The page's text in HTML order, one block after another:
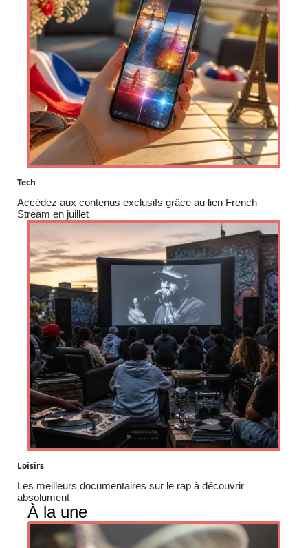
Tech
Accédez aux contenus exclusifs grâce au lien French
Stream en juillet
Loisirs
Les meilleurs documentaires sur le rap à découvrir
absolument
À la une